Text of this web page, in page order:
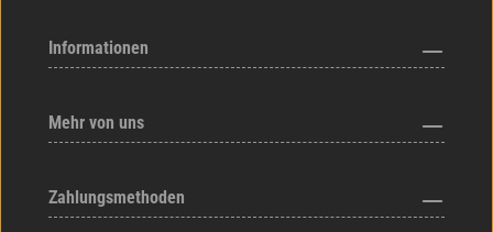
Informationen
Mehr von uns
Zahlungsmethoden